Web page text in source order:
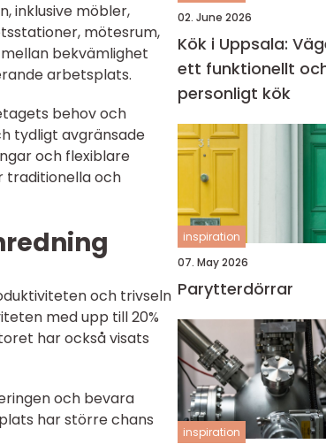
inklusive möbler,
mötesrum,
bekvämlighet
arbetsplats.
behov och
tydligt avgränsade
och flexiblare
traditionella och
och trivseln
med upp till 20%
har också visats
och bevara
har större chans
02. June 2026
Kök i Uppsala:
ett funktionellt
personligt kök
inspiration
07. May 2026
Parytterdörrar
inspiration